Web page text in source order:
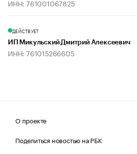
ИНН: 761001067825
ДЕЙСТВУЕТ
ИП Микульский Дмитрий Алексеевич
ИНН: 761015266605
О проекте
Поделиться новостью на РБК